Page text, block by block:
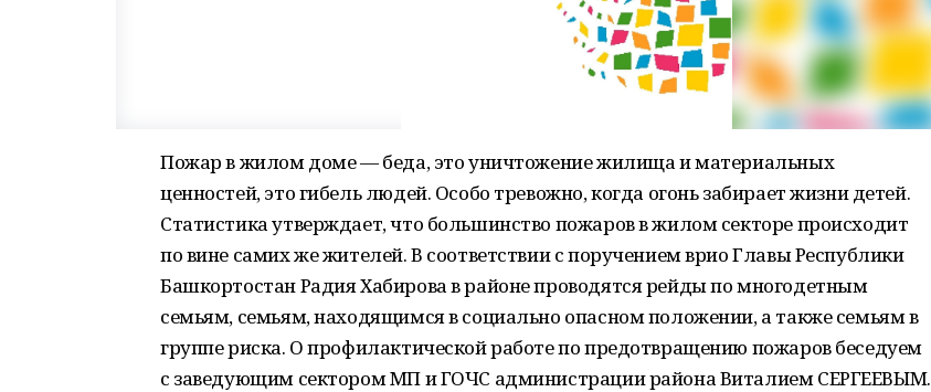
Пожар в жилом доме — беда, это уничтожение жилища и материальных
ценностей, это гибель людей. Особо тревожно, когда огонь забирает жизни детей.
Статистика утверждает, что большинство пожаров в жилом секторе происходит
по вине самих же жителей. В соответствии с поручением врио Главы Республики
Башкортостан Радия Хабирова в районе проводятся рейды по многодетным
семьям, семьям, находящимся в социально опасном положении, а также семьям в
группе риска. О профилактической работе по предотвращению пожаров беседуем
с заведующим сектором МП и ГОЧС администрации района Виталием СЕРГЕЕВЫМ.